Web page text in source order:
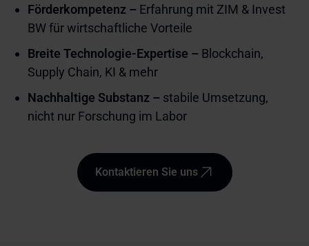
Förderkompetenz – Erfahrung mit ZIM & Invest
BW für wirtschaftliche Vorteile
Breite Technologie-Expertise – Blockchain,
Supply Chain, KI & mehr
Nachhaltige Substanz – stabile Umsetzung,
nicht nur Forschung im Labor
Kontaktieren Sie uns